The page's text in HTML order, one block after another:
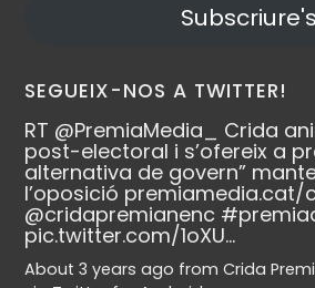
Subscriure's
SEGUEIX-NOS A TWITTER!
RT @PremiaMedia_ Crida
post-electoral i s’ofereix a
alternativa de govern”
l’oposició premiamedia.cat/
@cridapremianenc
pic.twitter.com/1oXU…
About 3 years ago fromCrida